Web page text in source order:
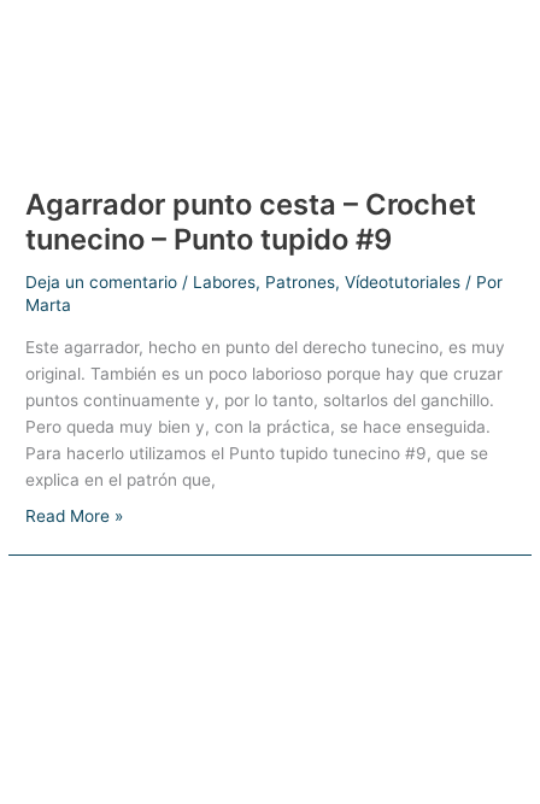
Agarrador punto cesta – Crochet
tunecino – Punto tupido #9
Deja un comentario / Labores, Patrones,Vídeotutoriales / Por
Marta
Este agarrador, hecho en punto del derecho tunecino, es muy
original. También es un poco laborioso porque hay que cruzar
puntos continuamente y, por lo tanto, soltarlos del ganchillo.
Pero queda muy bien y, con la práctica, se hace enseguida.
Para hacerlo utilizamos el Punto tupido tunecino #9, que se
explica en el patrón que,
Agarrador
Read More »